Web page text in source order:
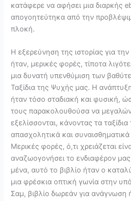
κατάφερε να αφήσει μια διαρκής
απογοητεύτηκα από την
πλοκή.
Η εξερεύνηση της ιστορίας για
ήταν, μερικές φορές, τίποτα
μια δυνατή υπενθύμιση των
Ταξίδια της Ψυχής μας. Η
ήταν τόσο σταδιακή και φυσική,
τους παρακολουθούσα να
εξελίσσονται, κάνοντας τα
απασχολητικά και συναισθηματικά
Μερικές φορές, ό,τι χρειάζεται
αναζωογονήσει το ενδιαφέρον μας
μένα, αυτό το βιβλίο ήταν ο
μια φρέσκια οπτική γωνία στην
Σαμ, βιβλίο δωρεάν για ανάγνωση